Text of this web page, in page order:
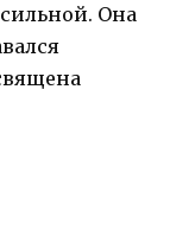
Она